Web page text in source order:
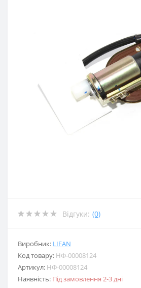
Відгуки: (0)
Виробник: LIFAN
Код товару: НФ-00008124
Артикул: НФ-00008124
Наявність: Під замовлення 2-3 дні